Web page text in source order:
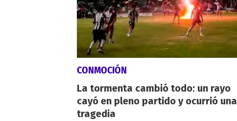
CONMOCIÓN
La tormenta cambió todo: un rayo
cayó en pleno partido y ocurrió una
tragedia